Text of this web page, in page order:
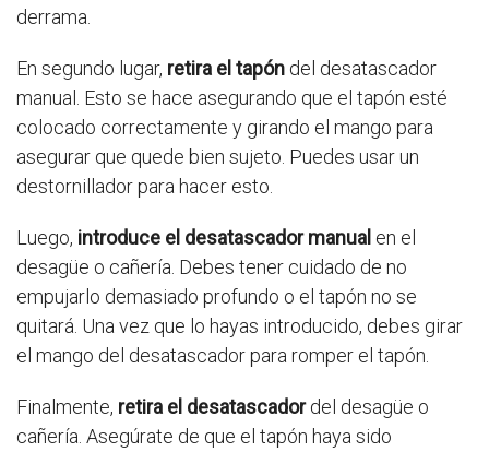
derrama.
En segundo lugar, retira el tapón del desatascador
manual. Esto se hace asegurando que el tapón esté
colocado correctamente y girando el mango para
asegurar que quede bien sujeto. Puedes usar un
destornillador para hacer esto.
Luego, introduce el desatascador manual en el
desagüe o cañería. Debes tener cuidado de no
empujarlo demasiado profundo o el tapón no se
quitará. Una vez que lo hayas introducido, debes girar
el mango del desatascador para romper el tapón.
Finalmente, retira el desatascadordel desagüe o
cañería. Asegúrate de que el tapón haya sido